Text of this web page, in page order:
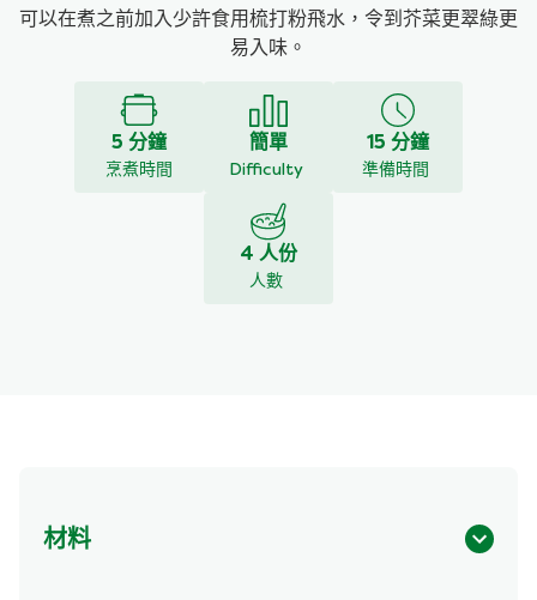
家樂牌雞湯粒
家樂牌純鮮清雞湯
可以在煮之前加入少許食用梳打粉飛水，令到芥菜更翠綠更
易入味。
5 分鐘
烹煮時間
簡單
Difficulty
15 分鐘
準備時間
4 人份
人數
材料